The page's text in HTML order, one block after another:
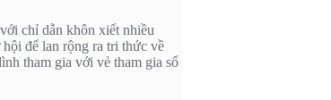
chỉ dẫn khôn xiết nhiều
để lan rộng ra tri thức về
tham gia với vẻ tham gia số